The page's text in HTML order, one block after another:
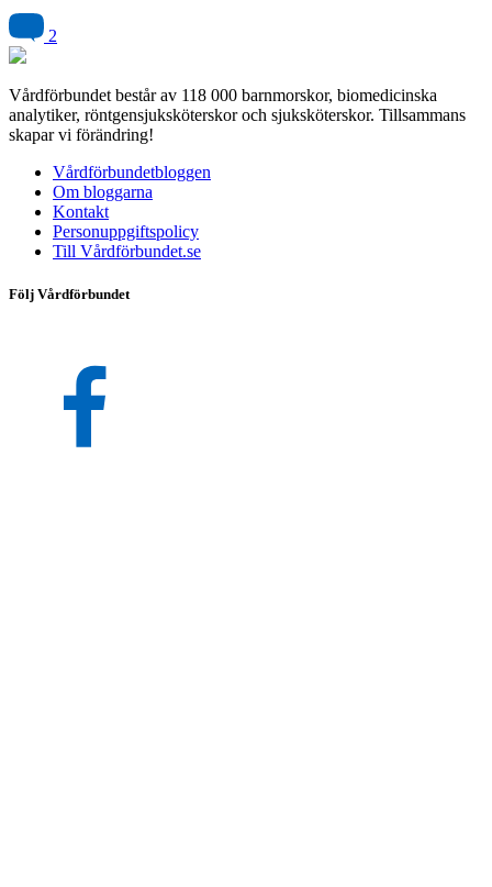
2
Vårdförbundet består av 118 000 barnmorskor, biomedicinska
analytiker, röntgensjuksköterskor och sjuksköterskor. Tillsammans
skapar vi förändring!
Vårdförbundetbloggen
Om bloggarna
Kontakt
Personuppgiftspolicy
Till Vårdförbundet.se
Följ Vårdförbundet